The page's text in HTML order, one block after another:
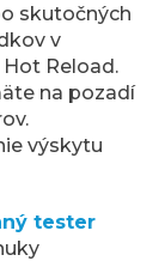
skutočných
v
Reload.
na pozadí
výskytu
tester